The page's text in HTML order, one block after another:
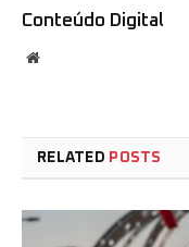
Conteúdo Digital
Website
RELATED POSTS